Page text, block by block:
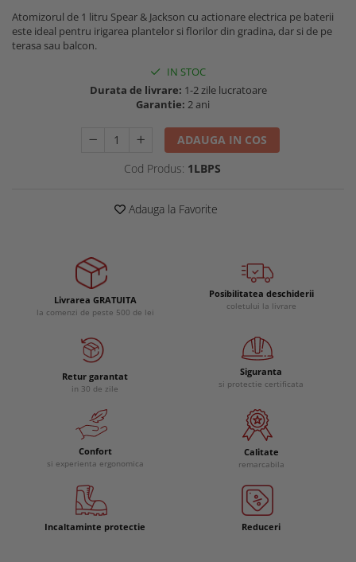
Buzunare externe
Echipamente specializate
Masti protectie
Menghine si prese
Atomizorul de 1 litru Spear & Jackson cu actionare electrica pe baterii
este ideal pentru irigarea plantelor si florilor din gradina, dar si de pe
terasa sau balcon.
IN STOC
Durata de livrare: 1-2 zile lucratoare
Garantie: 2 ani
ADAUGA IN COS
Cod Produs: 1LBPS
Adauga la Favorite
Livrarea GRATUITA
la comenzi de peste 500 de lei
Posibilitatea deschiderii
coletului la livrare
Retur garantat
in 30 de zile
Siguranta
si protectie certificata
Confort
si experienta ergonomica
Calitate
remarcabila
Incaltaminte protectie Reduceri